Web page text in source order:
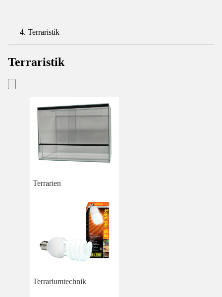
Terraristik
Terraristik
Terrarien
Terrariumtechnik